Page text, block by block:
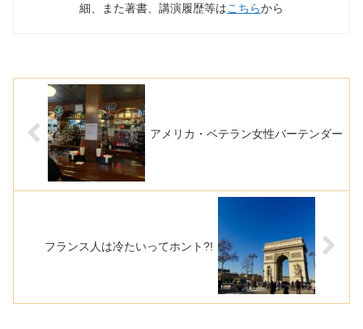
細、また著書、講演履歴等はこちらから
アメリカ・ベテラン女性バーテンダー
フランス人は冷たいってホント?!